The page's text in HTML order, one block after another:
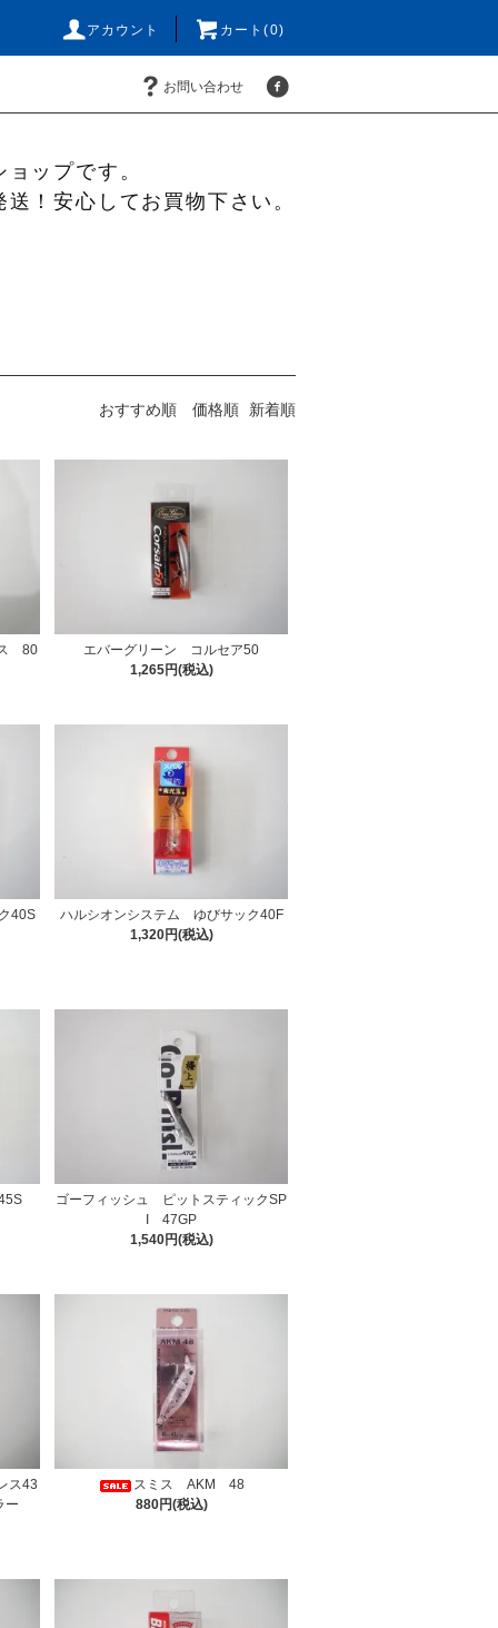
アカウント カート(0)
お問い合わせ
ップです。
！安心してお買物下さい。
おすすめ順 価格順 新着順
80
エバーグリーン コルセア50
1,265円(税込)
40S
ハルシオンシステム ゆびサック40F
1,320円(税込)
ゴーフィッシュ ピットスティックSP
I 47GP
1,540円(税込)
ス43
ー
スミス AKM 48
880円(税込)